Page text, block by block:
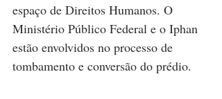
espaço de Direitos Humanos. O
Ministério Público Federal e o Iphan
estão envolvidos no processo de
tombamento e conversão do prédio.